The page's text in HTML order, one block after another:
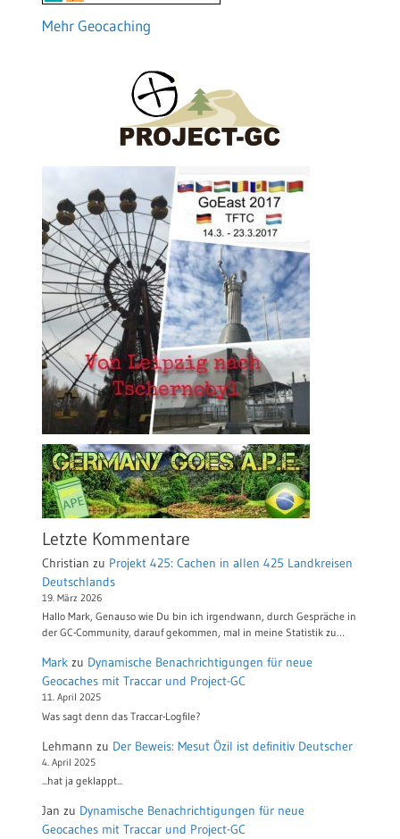
Mehr Geocaching
Letzte Kommentare
Christian zu Projekt 425: Cachen in allen 425 Landkreisen
Deutschlands
19. März 2026
Hallo Mark, Genauso wie Du bin ich irgendwann, durch Gespräche in
der GC-Community, darauf gekommen, mal in meine Statistik zu…
Mark zu Dynamische Benachrichtigungen für neue
Geocaches mit Traccar und Project-GC
11. April 2025
Was sagt denn das Traccar-Logfile?
Lehmann zu Der Beweis: Mesut Özil ist definitiv Deutscher
4. April 2025
...hat ja geklappt...
Jan zu Dynamische Benachrichtigungen für neue
Geocaches mit Traccar und Project-GC